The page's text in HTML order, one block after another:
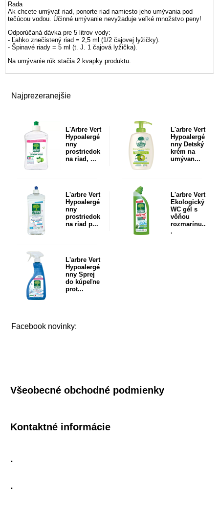
Najprezeranejšie
L'Arbre Vert
Hypoalergé
nny
prostriedok
na riad, ...
L'arbre Vert
Hypoalergé
nny Detský
krém na
umývan...
L'arbre Vert
Hypoalergé
nny
prostriedok
na riad p...
L'arbre Vert
Ekologický
WC gél s
vôňou
rozmarínu..
.
L'arbre Vert
Hypoalergé
nny Sprej
do kúpeľne
prot...
Facebook novinky:
Rada
Ak chcete umývať riad, ponorte riad namiesto jeho umývania pod
tečúcou vodou. Účinné umývanie nevyžaduje veľké množstvo peny!
Odporúčaná dávka pre 5 litrov vody:
- Ľahko znečistený riad = 2,5 ml (1/2 čajovej lyžičky).
- Špinavé riady = 5 ml (t. J. 1 čajová lyžička).
Na umývanie rúk stačia 2 kvapky produktu.
Všeobecné obchodné podmienky
Kontaktné informácie
.
.